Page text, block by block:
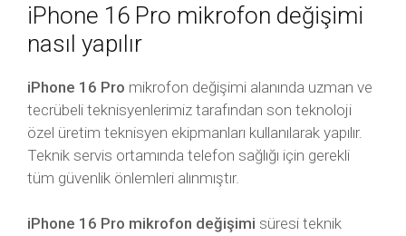
iPhone 16 Pro mikrofon değişimi
nasıl yapılır
iPhone 16 Pro mikrofon değişimi alanında uzman ve
tecrübeli teknisyenlerimiz tarafından son teknoloji
özel üretim teknisyen ekipmanları kullanılarak yapılır.
Teknik servis ortamında telefon sağlığı için gerekli
tüm güvenlik önlemleri alınmıştır.
iPhone 16 Pro mikrofon değişimi süresi teknik